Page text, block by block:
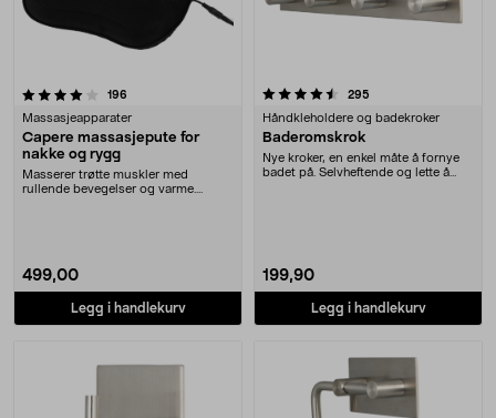
196
Massasjeapparater
Capere massasjepute for
nakke og rygg
Masserer trøtte muskler med
rullende bevegelser og varme.
499,00
Legg i handlekurv
4.5 av 5 stjerner 295
Håndkleholdere og badekroker
Baderomskrok
Nye kroker, en enkel måte å fornye
badet på. Selvheftende og lette å
199,90
Legg i handlekurv